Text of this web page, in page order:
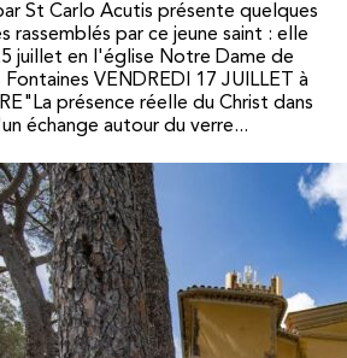
St Carlo Acutis présente quelques
rassemblés par ce jeune saint : elle
juillet en l'église Notre Dame de
VENDREDI 17 JUILLET à
présence réelle du Christ dans
échange autour du verre...